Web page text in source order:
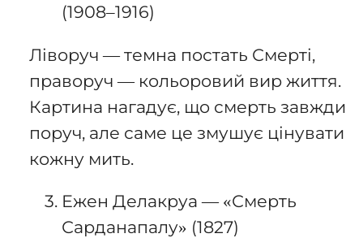
(1908–1916)
Ліворуч — темна постать Смерті,
праворуч — кольоровий вир життя.
Картина нагадує, що смерть завжди
поруч, але саме це змушує цінувати
кожну мить.
Ежен Делакруа — «Смерть
Сарданапалу» (1827)